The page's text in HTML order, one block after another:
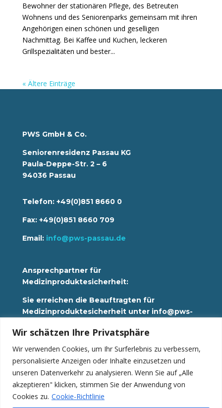
Wir schätzen Ihre Privatsphäre
Wir verwenden Cookies, um Ihr Surferlebnis zu verbessern,
personalisierte Anzeigen oder Inhalte einzusetzen und
unseren Datenverkehr zu analysieren. Wenn Sie auf „Alle
akzeptieren" klicken, stimmen Sie der Anwendung von
Cookies zu. Cookie-Richtlinie
Bewohner der stationären Pflege, des Betreuten
Wohnens und des Seniorenparks gemeinsam mit ihren
Angehörigen einen schönen und geselligen
Nachmittag. Bei Kaffee und Kuchen, leckeren
Grillspezialitäten und bester...
« Ältere Einträge
PWS GmbH & Co.
Seniorenresidenz Passau KG
Paula-Deppe-Str. 2 – 6
94036 Passau
Telefon: +49(0)851 8660 0
Fax: +49(0)851 8660 709
Email: info@pws-passau.de
Ansprechpartner für
Medizinproduktesicherheit:
Sie erreichen die Beauftragten für
Medizinproduktesicherheit unter info@pws-
Datenschutz
Impressum
Hinweisgebersystem
News